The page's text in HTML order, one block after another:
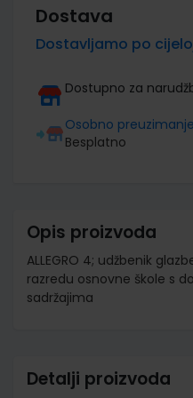
Dostava
Dostavljamo po
Dostupno za
Osobno
Besplatno
Opis proizvoda
ALLEGRO 4; udžbenik
razredu osnovne škole s
sadržajima
Detalji proizvoda